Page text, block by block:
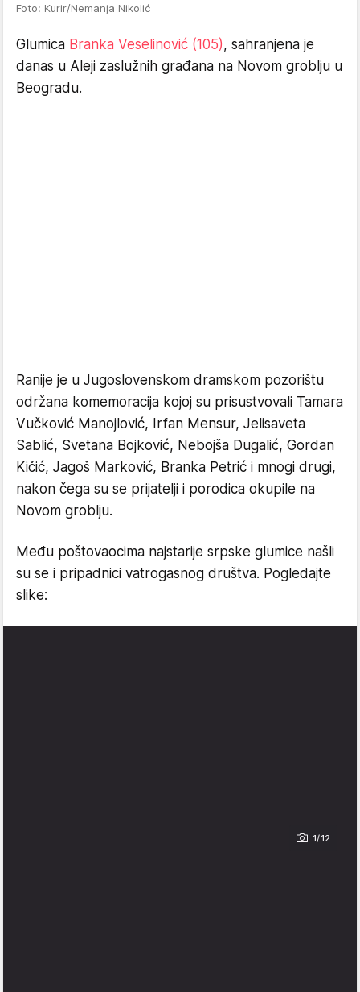
Foto: Kurir/Nemanja Nikolić
Glumica Branka Veselinović (105), sahranjena je
danas u Aleji zaslužnih građana na Novom groblju u
Beogradu.
Ranije je u Jugoslovenskom dramskom pozorištu
održana komemoracija kojoj su prisustvovali Tamara
Vučković Manojlović, Irfan Mensur, Jelisaveta
Sablić, Svetana Bojković, Nebojša Dugalić, Gordan
Kičić, Jagoš Marković, Branka Petrić i mnogi drugi,
nakon čega su se prijatelji i porodica okupile na
Novom groblju.
Među poštovaocima najstarije srpske glumice našli
su se i pripadnici vatrogasnog društva. Pogledajte
slike:
1/12